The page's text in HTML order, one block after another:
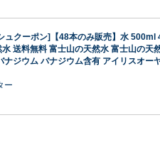
ュクーポン]【48本のみ販売】水 500ml
送料無料 富士山の天然水 富士山の天
ナジウム バナジウム含有 アイリスオー
ー